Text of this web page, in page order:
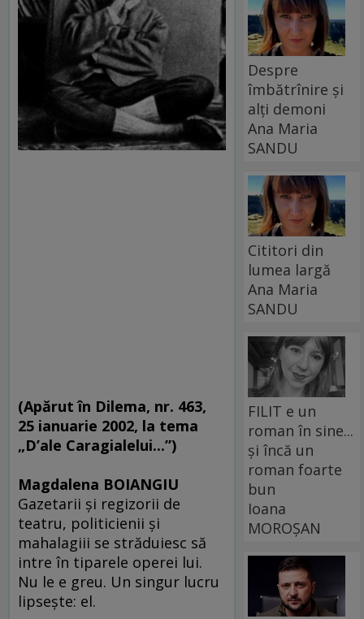
(Apărut în Dilema, nr. 463,
25 ianuarie 2002, la tema
„D’ale Caragialelui...”)
Magdalena BOIANGIU
Gazetarii şi regizorii de
teatru, politicienii şi
mahalagiii se străduiesc să
intre în tiparele operei lui.
Nu le e greu. Un singur lucru
lipseşte: el.
Despre
îmbătrînire și
alți demoni
Ana Maria
SANDU
Cititori din
lumea largă
Ana Maria
SANDU
FILIT e un
roman în sine...
și încă un
roman foarte
bun
Ioana
MOROȘAN